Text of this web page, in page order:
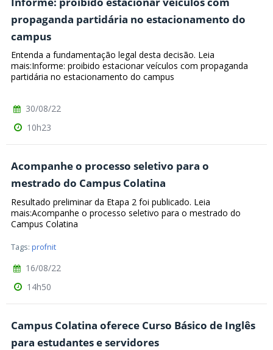
propaganda partidária no estacionamento do
campus
Entenda a fundamentação legal desta decisão. Leia
mais:Informe: proibido estacionar veículos com propaganda
partidária no estacionamento do campus
30/08/22
10h23
Acompanhe o processo seletivo para o
mestrado do Campus Colatina
Resultado preliminar da Etapa 2 foi publicado. Leia
mais:Acompanhe o processo seletivo para o mestrado do
Campus Colatina
Tags: profnit
16/08/22
14h50
Campus Colatina oferece Curso Básico de Inglês
para estudantes e servidores